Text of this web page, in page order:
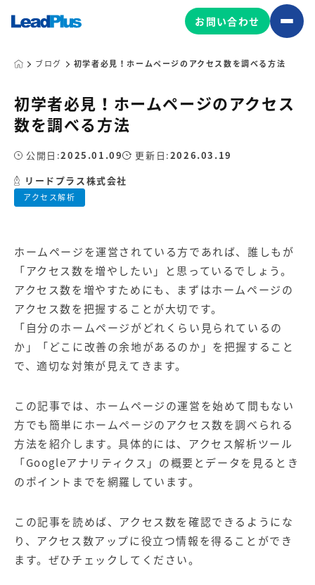
広告プロモーション
MA/CRM/SFA導入・運用
Web制作
マーケティングコンサルティング
Leadplus One
ボード
マーケティングサービスの製品
【店舗型ビジネス向け】エリ
ア
マーケティングサービス
【金融機関向け】マーケティ
ング
サービス
【IT企業向け】マーケティン
サービス
SNSアカウント運用代行サー
広告プロモーションの製品
【クリニック向け】新規集患
Web広告サービス
【歯科業界向け】新規集患
Web広告パッケージ
【塾・個別塾業界向け】新規
集客Web広告パッケージ
サイトアクセス増加パッケー
ジ
商圏ねらいうちパッケージ 求人パッケージ
お問い合わせ
ブログ 初学者必見！ホームページのアクセス数を調べる方法
初学者必見！ホームページのアクセス
数を調べる方法
アクセス解析
公開日:2025.01.09 更新日:2026.03.19
リードプラス株式会社
ホームページを運営されている方であれば、誰しもが
「アクセス数を増やしたい」と思っているでしょう。
アクセス数を増やすためにも、まずはホームページの
アクセス数を把握することが大切です。
「自分のホームページがどれくらい見られているの
か」「どこに改善の余地があるのか」を把握すること
で、適切な対策が見えてきます。
この記事では、ホームページの運営を始めて間もない
方でも簡単にホームページのアクセス数を調べられる
方法を紹介します。具体的には、アクセス解析ツール
「Googleアナリティクス」の概要とデータを見るとき
のポイントまでを網羅しています。
この記事を読めば、アクセス数を確認できるようにな
り、アクセス数アップに役立つ情報を得ることができ
ます。ぜひチェックしてください。